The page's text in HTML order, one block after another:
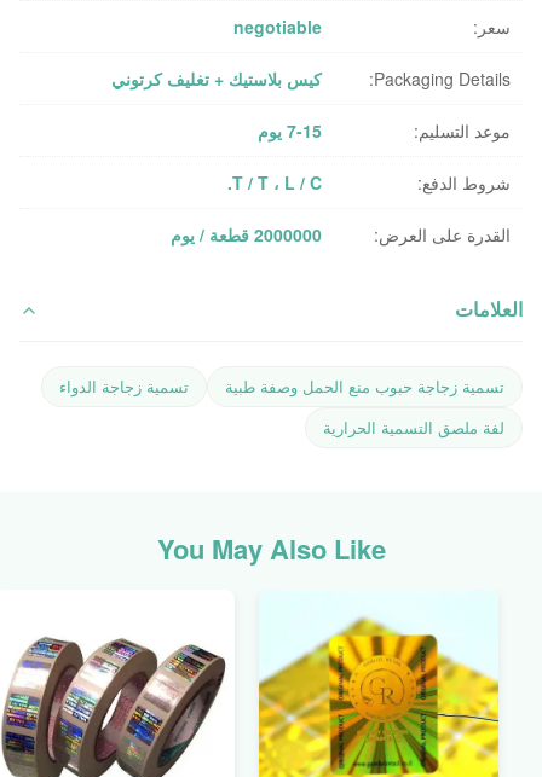
سعر: negotiable
Packaging Details: كيس بلاستيك + تغليف كرتوني
موعد التسليم: 7-15 يوم
شروط الدفع: T / T ، L / C.
القدرة على العرض: 2000000 قطعة / يوم
العلامات
تسمية زجاجة حبوب منع الحمل وصفة طبية
تسمية زجاجة الدواء
لفة ملصق التسمية الحرارية
You May Also Like